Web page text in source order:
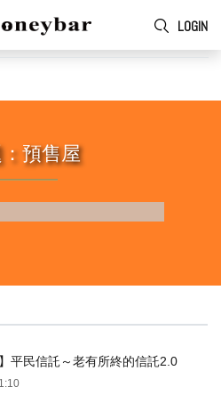
LOGIN
預售屋
】平民信託～老有所終的信託2.0